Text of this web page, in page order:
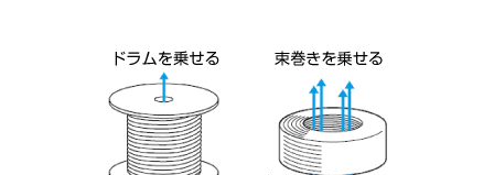
電話線／コネクタ／アダプタ
光ファイバー・融着接続機関連
LANケーブル・コネクタ・関連資材/機器
電話工事
電気配管工事
EV充電設備工事